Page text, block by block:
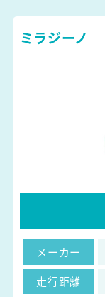
ミラジーノ
メーカー
走行距離